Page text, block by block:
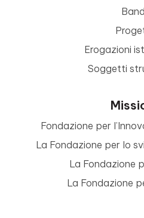
Erogazioni
Soggetti
Fondazione per
La Fondazione per lo
La Fondazione
La Fondazione